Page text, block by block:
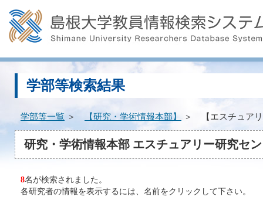
学部等検索結果
学部等一覧 ＞ 【研究・学術情報本部】 ＞ 【エスチュア
研究・学術情報本部 エスチュアリー研究セ
8名が検索されました。
各研究者の情報を表示するには、名前をクリックして下さい。